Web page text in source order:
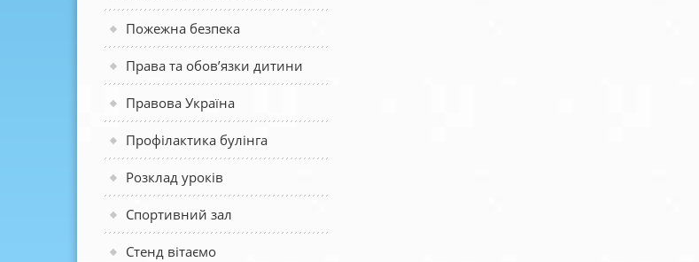
Пожежна безпека
Права та обов’язки дитини
Правова Україна
Профілактика булінга
Розклад уроків
Спортивний зал
Стенд вітаємо